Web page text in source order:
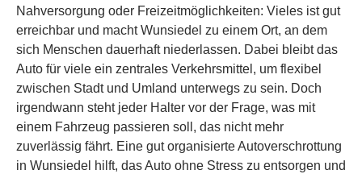
Nahversorgung oder Freizeitmöglichkeiten: Vieles ist gut
erreichbar und macht Wunsiedel zu einem Ort, an dem
sich Menschen dauerhaft niederlassen. Dabei bleibt das
Auto für viele ein zentrales Verkehrsmittel, um flexibel
zwischen Stadt und Umland unterwegs zu sein. Doch
irgendwann steht jeder Halter vor der Frage, was mit
einem Fahrzeug passieren soll, das nicht mehr
zuverlässig fährt. Eine gut organisierte Autoverschrottung
in Wunsiedel hilft, das Auto ohne Stress zu entsorgen und